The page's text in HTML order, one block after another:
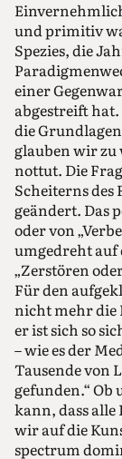
und primitiv
Spezies, die
einer
abgestreift
die
glauben wir zu
nottut. Die
Scheiterns
geändert. Das
oder von
umgedreht
„Zerstören
Für den
nicht mehr die
er ist sich so
– wie es der
Tausende von
gefunden.“ Ob
kann, dass
wir auf die
spectrum